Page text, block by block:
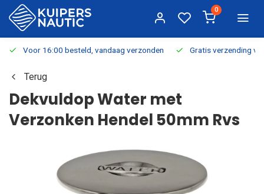
0
Voor 16:00 besteld, vandaag verzonden Gratis verzending
Terug
Dekvuldop Water met
Verzonken Hendel 50mm Rvs